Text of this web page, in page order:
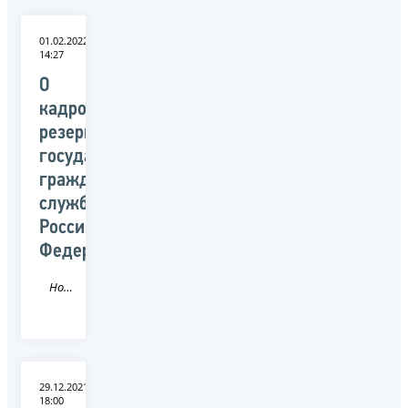
01.02.2022
14:27
О
кадровом
резерве
государственной
гражданской
службы
Российской
Федерации
Новость
29.12.2021
18:00